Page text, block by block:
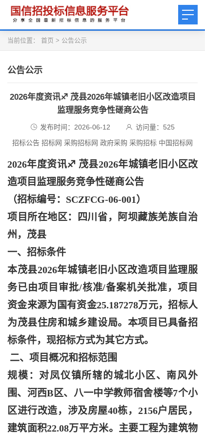
当前位置： 首页 > 公告公示
公告公示
2026年度资讯♐ 茂县2026年城镇老旧小区改造项目
监理服务竞争性磋商公告
发布时间：2026-06-12 访问量： 525
招标公告 招标网 采购招标网 政府采购 采购招标 中国招标网
2026年度资讯♐ 茂县2026年城镇老旧小区改
造项目监理服务竞争性磋商公告
（招标编号： SCZFCG-06-001）
项目所在地区：四川省，阿坝藏族羌族自治
州，茂县
一、招标条件
本茂县2026年城镇老旧小区改造项目监理服
务已由项目审批/核准/备案机关批准，项目
资金来源为国有资金25.187278万元，招标人
为茂县住房和城乡建设局。本项目已具备招
标条件，现招标方式为其它方式。
二、项目概况和招标范围
规模：对凤仪镇所辖的城北小区、南风外
围、河西B区、八一中学教师宿舍楼等7个小
区进行改造，涉及房屋40栋，2156户居民，
建筑面积22.08万平方米。主要工程为建筑物